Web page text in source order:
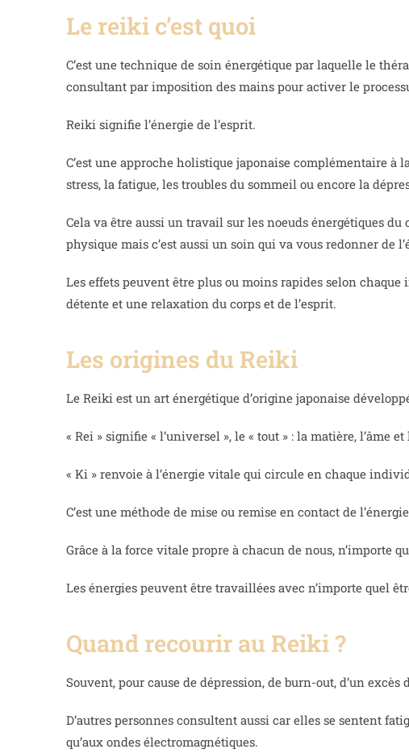
Le reiki c’est quoi
C’est une technique de soin énergétique par laquelle le
consultant par imposition des mains pour activer le
Reiki signifie l’énergie de l’esprit.
C’est une approche holistique japonaise complémentaire
stress, la fatigue, les troubles du sommeil ou encore la
Cela va être aussi un travail sur les noeuds énergétiques
physique mais c’est aussi un soin qui va vous redonner de
Les effets peuvent être plus ou moins rapides selon
détente et une relaxation du corps et de l’esprit.
Les origines du Reiki
Le Reiki est un art énergétique d’origine japonaise
« Rei » signifie « l’universel », le « tout » : la matière, l’âme et
« Ki » renvoie à l’énergie vitale qui circule en chaque
C’est une méthode de mise ou remise en contact de
Grâce à la force vitale propre à chacun de nous, n’importe
Les énergies peuvent être travaillées avec n’importe quel
Quand recourir au Reiki ?
Souvent, pour cause de dépression, de burn-out, d’un
D’autres personnes consultent aussi car elles se sentent
qu’aux ondes électromagnétiques.